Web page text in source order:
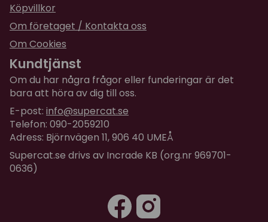
Köpvillkor
Om företaget / Kontakta oss
Om Cookies
Kundtjänst
Om du har några frågor eller funderingar är det
bara att höra av dig till oss.
E-post: info@supercat.se
Telefon: 090-2059210
Adress: Björnvägen 11, 906 40 UMEÅ
Supercat.se drivs av Incrade KB (org.nr 969701-
0636)